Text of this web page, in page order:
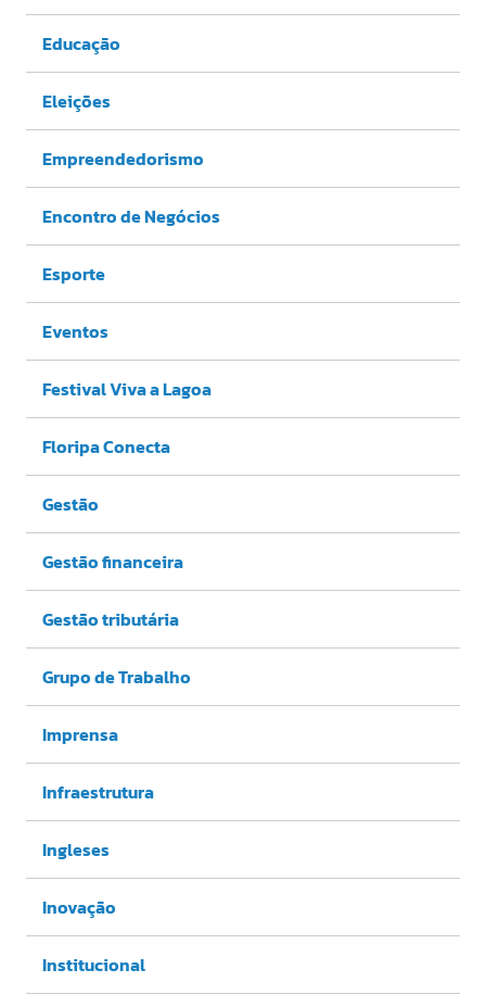
Educação
Eleições
Empreendedorismo
Encontro de Negócios
Esporte
Eventos
Festival Viva a Lagoa
Floripa Conecta
Gestão
Gestão financeira
Gestão tributária
Grupo de Trabalho
Imprensa
Infraestrutura
Ingleses
Inovação
Institucional